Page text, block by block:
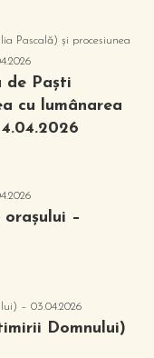
de Paști
cu lumânarea
–
Domnului)